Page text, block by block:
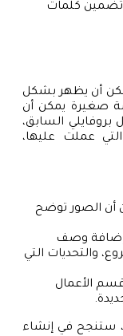
تضمين كلمات
أن يظهر بشكل
صغيرة يمكن أن
السابق،
عملت عليها،
أن الصور توضح
إضافة وصف
والتحديات التي
الأعمال
ستنجح في إنشاء